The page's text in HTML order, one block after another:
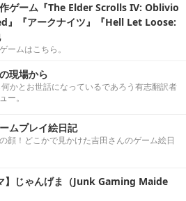
ゲーム『The Elder Scrolls IV: Oblivio
』『アークナイツ』『Hell Let Loose:
ームはこちら。
現場から
かとお世話になっているであろう有志翻訳者
ー。
ムプレイ絵日記
顔！どこかで見かけた吉田さんのゲーム絵日
】じゃんげま（Junk Gaming Maide